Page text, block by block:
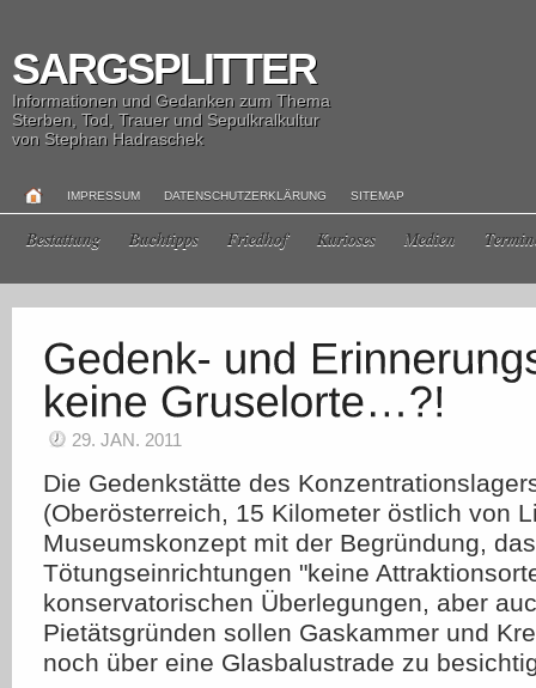
SARGSPLITTER
Informationen und Gedanken zum Thema
Sterben, Tod, Trauer und Sepulkralkultur
von Stephan Hadraschek
IMPRESSUM DATENSCHUTZERKLÄRUNG SITEMAP
Bestattung Buchtipps Friedhof Kurioses Medien
29. JAN. 2011
Die Gedenkstätte des
(Oberösterreich, 15 Kilometer östlich von
Museumskonzept mit der Begründung,
Tötungseinrichtungen "keine
konservatorischen Überlegungen, aber
Pietätsgründen sollen Gaskammer und
noch über eine Glasbalustrade zu